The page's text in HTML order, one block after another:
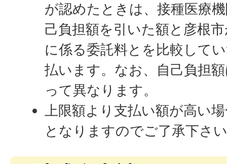
が認めたときは、接種医療
己負担額を引いた額と彦根
に係る委託料とを比較して
払います。なお、自己負担
って異なります。
上限額より支払い額が高い
となりますのでご了承下さ